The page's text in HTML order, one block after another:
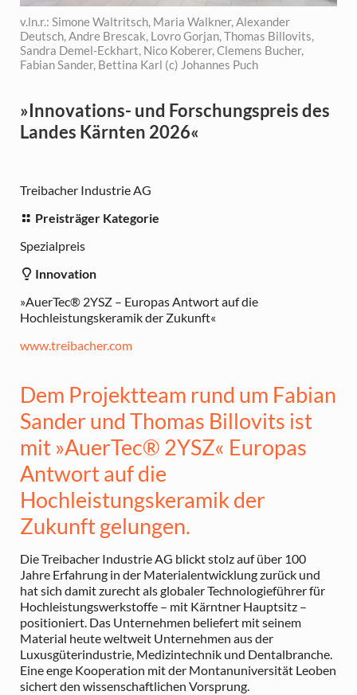
v.ln.r.: Simone Waltritsch, Maria Walkner, Alexander
Deutsch, Andre Brescak, Lovro Gorjan, Thomas Billovits,
Sandra Demel-Eckhart, Nico Koberer, Clemens Bucher,
Fabian Sander, Bettina Karl (c) Johannes Puch
»Innovations- und Forschungspreis des
Landes Kärnten 2026«
Treibacher Industrie AG
Preisträger Kategorie
Spezialpreis
Innovation
»AuerTec® 2YSZ – Europas Antwort auf die
Hochleistungskeramik der Zukunft«
www.treibacher.com
Dem Projektteam rund um Fabian
Sander und Thomas Billovits ist
mit »AuerTec® 2YSZ« Europas
Antwort auf die
Hochleistungskeramik der
Zukunft gelungen.
Die Treibacher Industrie AG blickt stolz auf über 100
Jahre Erfahrung in der Materialentwicklung zurück und
hat sich damit zurecht als globaler Technologieführer für
Hochleistungswerkstoffe – mit Kärntner Hauptsitz –
positioniert. Das Unternehmen beliefert mit seinem
Material heute weltweit Unternehmen aus der
Luxusgüterindustrie, Medizintechnik und Dentalbranche.
Eine enge Kooperation mit der Montanuniversität Leoben
sichert den wissenschaftlichen Vorsprung.